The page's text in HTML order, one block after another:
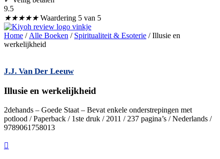
9.5
★★★★★ Waardering 5 van 5
Home / Alle Boeken / Spiritualiteit & Esoterie / Illusie en
werkelijkheid
J.J. Van Der Leeuw
Illusie en werkelijkheid
2dehands – Goede Staat – Bevat enkele onderstrepingen met
potlood / Paperback / 1ste druk / 2011 / 237 pagina’s / Nederlands /
9789061758013